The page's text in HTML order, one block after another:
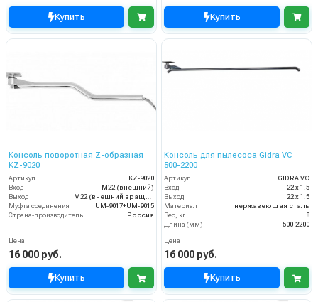
Купить Купить
Консоль поворотная Z-образная
KZ-9020
Артикул
KZ-9020
Вход
M22 (внешний)
Выход
M22 (внешний вращающийся)
Муфта соединения
UM-9017+UM-9015
Страна-производитель
Россия
Цена
16 000 руб.
Купить
Консоль для пылесоса Gidra VC
500-2200
Артикул
GIDRA VC
Вход
22 х 1.5
Выход
22 х 1.5
Материал
нержавеющая сталь
Вес, кг
8
Длина (мм)
500-2200
Цена
16 000 руб.
Купить